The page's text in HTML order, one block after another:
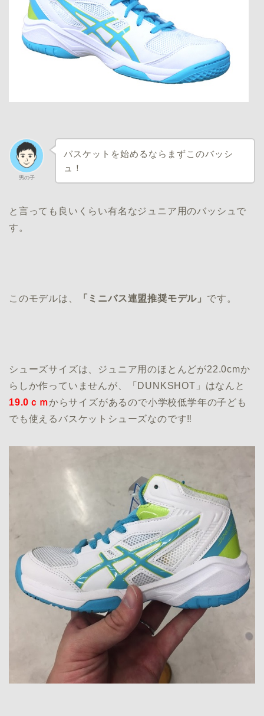
男の子
バスケットを始めるならまずこのバッシ
ュ！
と言っても良いくらい有名なジュニア用のバッシュで
す。
このモデルは、 「ミニバス連盟推奨モデル」 です。
シューズサイズは、ジュニア用のほとんどが22.0cmか
らしか作っていませんが、「DUNKSHOT」はなんと
19.0ｃｍからサイズがあるので小学校低学年の子ども
でも使えるバスケットシューズなのです‼